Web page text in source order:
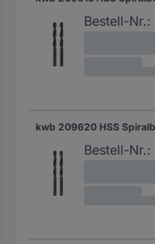
Bestell-Nr.:
Bestell-Nr.: